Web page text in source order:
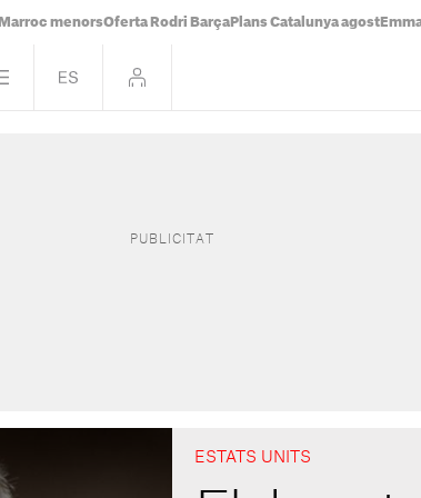
Marroc menorsOferta Rodri Barça Plans Catalunya agost
ESTATS UNITS